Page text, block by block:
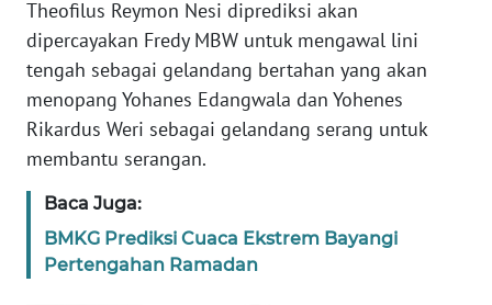
Theofilus Reymon Nesi diprediksi akan
dipercayakan Fredy MBW untuk mengawal lini
tengah sebagai gelandang bertahan yang akan
menopang Yohanes Edangwala dan Yohenes
Rikardus Weri sebagai gelandang serang untuk
membantu serangan.
Baca Juga:
BMKG Prediksi Cuaca Ekstrem Bayangi
Pertengahan Ramadan
SERAMBI
WN
JAMBI
WN
WN
NTB